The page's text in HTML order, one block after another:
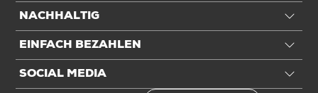
NACHHALTIG
EINFACH BEZAHLEN
SOCIAL MEDIA